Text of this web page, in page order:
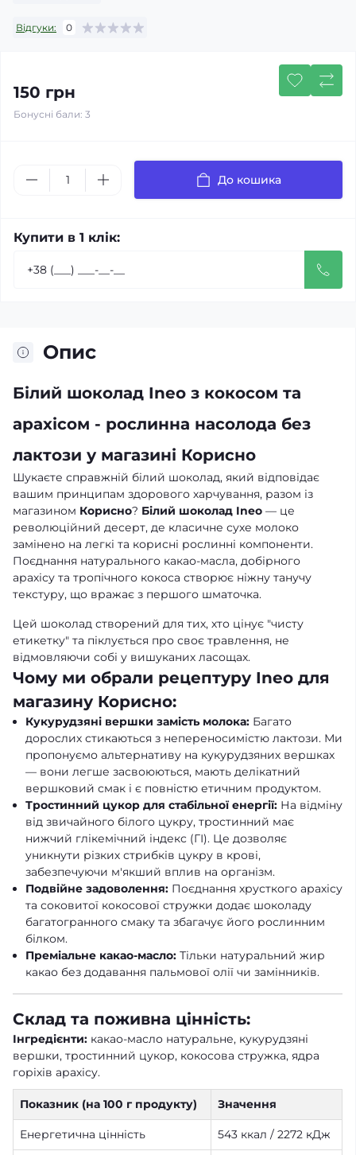
Відгуки: 0
150 грн
Бонусні бали: 3
До кошика
Купити в 1 клік:
Опис
Білий шоколад Ineo з кокосом та
арахісом - рослинна насолода без
лактози у магазині Корисно
Шукаєте справжній білий шоколад, який відповідає
вашим принципам здорового харчування, разом із
магазином Корисно? Білий шоколад Ineo — це
революційний десерт, де класичне сухе молоко
замінено на легкі та корисні рослинні компоненти.
Поєднання натурального какао-масла, добірного
арахісу та тропічного кокоса створює ніжну танучу
текстуру, що вражає з першого шматочка.
Цей шоколад створений для тих, хто цінує "чисту
етикетку" та піклується про своє травлення, не
відмовляючи собі у вишуканих ласощах.
Чому ми обрали рецептуру Ineo для
магазину Корисно:
Кукурудзяні вершки замість молока: Багато
дорослих стикаються з непереносимістю лактози. Ми
пропонуємо альтернативу на кукурудзяних вершках
— вони легше засвоюються, мають делікатний
вершковий смак і є повністю етичним продуктом.
Тростинний цукор для стабільної енергії: На відміну
від звичайного білого цукру, тростинний має
нижчий глікемічний індекс (ГІ). Це дозволяє
уникнути різких стрибків цукру в крові,
забезпечуючи м'якший вплив на організм.
Подвійне задоволення: Поєднання хрусткого арахісу
та соковитої кокосової стружки додає шоколаду
багатогранного смаку та збагачує його рослинним
білком.
Преміальне какао-масло: Тільки натуральний жир
какао без додавання пальмової олії чи замінників.
Склад та поживна цінність:
Інгредієнти: какао-масло натуральне, кукурудзяні
вершки, тростинний цукор, кокосова стружка, ядра
горіхів арахісу.
Показник (на 100 г продукту) Значення
Енергетична цінність 543 ккал / 2272 кДж